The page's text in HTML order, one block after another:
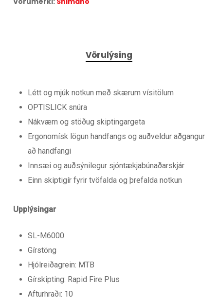
Vörulýsing
Létt og mjúk notkun með skærum vísitölum
OPTISLICK snúra
Nákvæm og stöðug skiptingargeta
Ergonomísk lögun handfangs og auðveldur aðgangur
að handfangi
Innsæi og auðsýnilegur sjóntækjabúnaðarskjár
Einn skiptigír fyrir tvöfalda og þrefalda notkun
Upplýsingar
SL-M6000
Gírstöng
Hjólreiðagrein: MTB
Gírskipting: Rapid Fire Plus
Afturhraði: 10